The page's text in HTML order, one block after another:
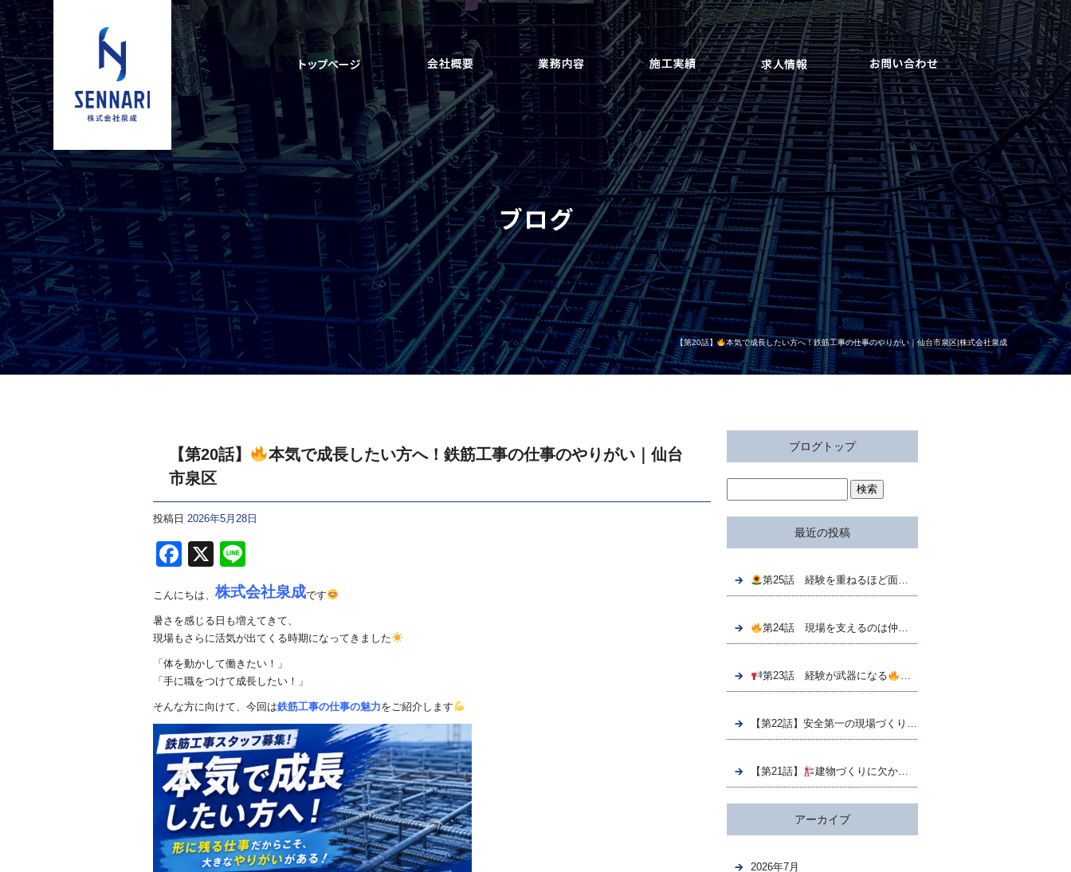
【第20話】 本気で成長したい方へ！鉄筋工事の仕事のやりがい｜仙台市泉区|株式会社泉成
【第20話】
本気で成長したい方へ！鉄筋工事の仕事のやりがい｜仙台
市泉区
投稿日 2026年5月28日
F
c
e
b
o
o
k
X
n
e
こんにちは、 株式会社泉成です
暑さを感じる日も増えてきて、
現場もさらに活気が出てくる時期になってきました
「体を動かして働きたい！」
「手に職をつけて成長したい！」
そんな方に向けて、今回は鉄筋工事の仕事の魅力をご紹介します
ブログトップ
最近の投稿
第25話 経験を重ねるほど面白い！鉄筋工の仕事の魅力とは？【株式会社泉成】
第24話 現場を支えるのは仲間との連携
第23話 経験が武器になる さらなる成長を目指せる環境【株式
【第22話】安全第一の現場づくり｜株式会社泉成が大切にしていること
【第21話】 建物づくりに欠かせない！鉄筋工事の仕事を解説｜株式会社泉成
アーカイブ
2026年7月